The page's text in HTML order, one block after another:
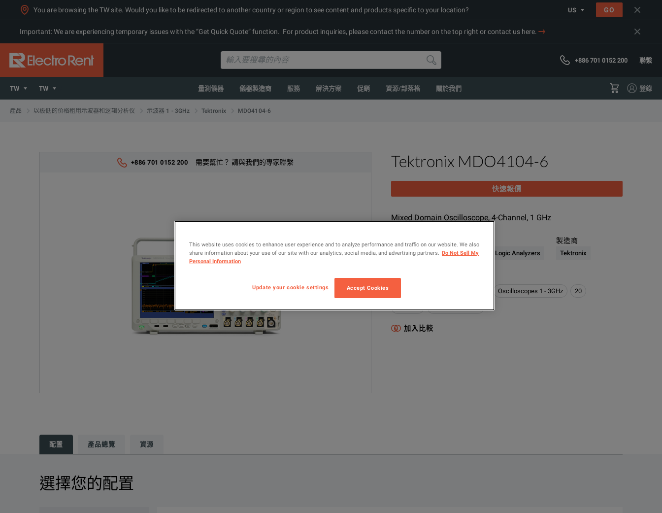
You are browsing the TW site. Would you like to be redirected to another country or region to see content and products specific to your location? US GO
Important: We are experiencing temporary issues with the “Get Quick Quote” function. For product inquiries, please contact the number on the top right or contact us here.
+886 701 0152 200 聯繫
TW TW 量測儀器 儀器製造商 服務 解決方案 促銷 資源/部落格 關於我們 登錄
產品 以极低的价格租用示波器和逻辑分析仪 示波器 1 - 3GHz Tektronix MDO4104-6
+886 701 0152 200 需要幫忙？ 請與我們的專家聯繫 Tektronix MDO4104-6
快速報價
Mixed Domain Oscilloscope, 4-Channel, 1 GHz
MDO4104-6
產品類別
Oscilloscopes & Logic Analyzers
製造商
Tektronix
配置型號包含以下特性
Oscilloscopes 1 - 3GHz 20
加入比較
配置 產品總覽 資源
選擇您的配置
產品總覽
資源
This website uses cookies to enhance user experience and to analyze performance and traffic on our website. We also
share information about your use of our site with our analytics, social media, and advertising partners. Do Not Sell My
Personal Information
Update your cookie settings Accept Cookies